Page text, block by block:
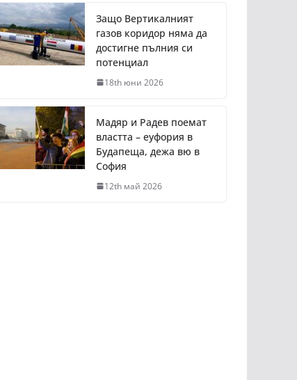
Защо Вертикалният
газов коридор няма да
достигне пълния си
потенциал
18th юни 2026
Мадяр и Радев поемат
властта – еуфория в
Будапеща, дежа вю в
София
12th май 2026